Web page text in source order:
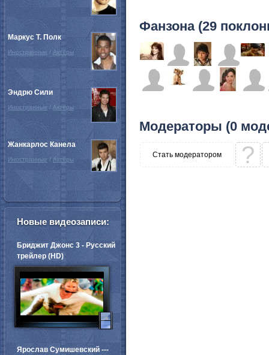
Фанзона (29
Модераторы (0
Стать модератором ?
Маркус Т. Полк
Иностранные / Актёры
Эндрю Сили
Иностранные / Актёры
Жанкарлос Канела
Иностранные / Актёры
Новые видеозаписи:
Бриджит Джонс 3 - Русский
трейлер (HD)
Ярослав Сумишевский ---